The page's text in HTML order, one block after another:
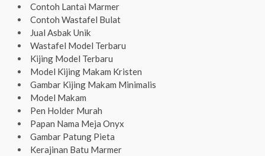
Contoh Lantai Marmer
Contoh Wastafel Bulat
Jual Asbak Unik
Wastafel Model Terbaru
Kijing Model Terbaru
Model Kijing Makam Kristen
Gambar Kijing Makam Minimalis
Model Makam
Pen Holder Murah
Papan Nama Meja Onyx
Gambar Patung Pieta
Kerajinan Batu Marmer